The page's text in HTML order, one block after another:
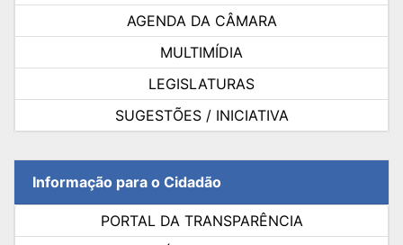
AGENDA DA CÂMARA
MULTIMÍDIA
LEGISLATURAS
SUGESTÕES / INICIATIVA
Informação para o Cidadão
PORTAL DA TRANSPARÊNCIA